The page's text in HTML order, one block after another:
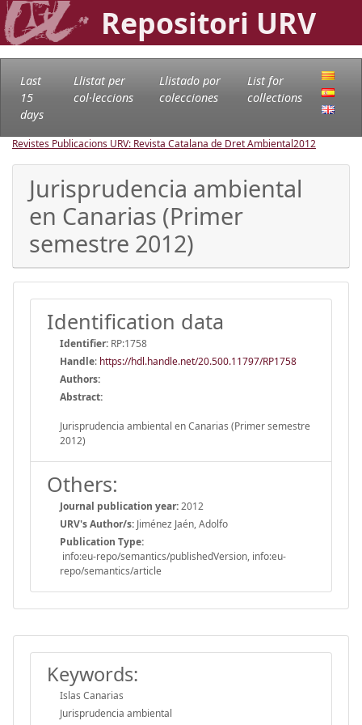
Repositori URV
Last
15
days
Llistat per
col·leccions
Llistado por
colecciones
List for
collections
Revistes Publicacions URV: Revista Catalana de Dret Ambiental2012
Jurisprudencia ambiental
en Canarias (Primer
semestre 2012)
Identification data
Identifier: RP:1758
Handle: https://hdl.handle.net/20.500.11797/RP1758
Authors:
Abstract:
Jurisprudencia ambiental en Canarias (Primer semestre
2012)
Others:
Journal publication year:2012
URV's Author/s: Jiménez Jaén, Adolfo
Publication Type:
info:eu-repo/semantics/publishedVersion, info:eu-
repo/semantics/article
Keywords:
Islas Canarias
Jurisprudencia ambiental